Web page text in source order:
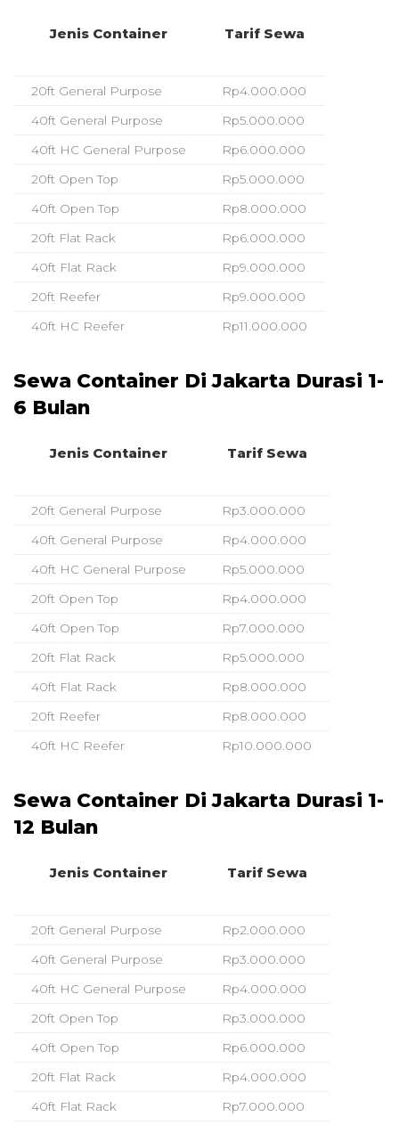
Jenis Container Tarif Sewa
20ft General Purpose Rp4.000.000
40ft General Purpose Rp5.000.000
40ft HC General Purpose Rp6.000.000
20ft Open Top Rp5.000.000
40ft Open Top Rp8.000.000
20ft Flat Rack Rp6.000.000
40ft Flat Rack Rp9.000.000
20ft Reefer Rp9.000.000
40ft HC Reefer Rp11.000.000
Sewa Container Di Jakarta Durasi 1-
6 Bulan
Jenis Container Tarif Sewa
20ft General Purpose Rp3.000.000
40ft General Purpose Rp4.000.000
40ft HC General Purpose Rp5.000.000
20ft Open Top Rp4.000.000
40ft Open Top Rp7.000.000
20ft Flat Rack Rp5.000.000
40ft Flat Rack Rp8.000.000
20ft Reefer Rp8.000.000
40ft HC Reefer Rp10.000.000
Sewa Container Di Jakarta Durasi 1-
12 Bulan
Jenis Container Tarif Sewa
20ft General Purpose Rp2.000.000
40ft General Purpose Rp3.000.000
40ft HC General Purpose Rp4.000.000
20ft Open Top Rp3.000.000
40ft Open Top Rp6.000.000
20ft Flat Rack Rp4.000.000
40ft Flat Rack Rp7.000.000